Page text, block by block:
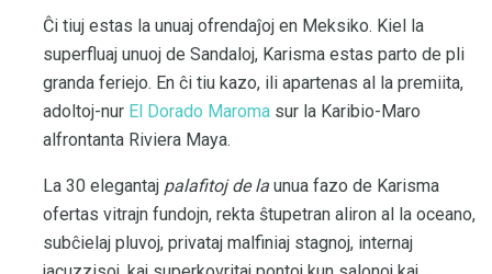
Ĉi tiuj estas la unuaj ofrendaĵoj en Meksiko. Kiel la
superfluaj unuoj de Sandaloj, Karisma estas parto de pli
granda feriejo. En ĉi tiu kazo, ili apartenas al la premiita,
adoltoj-nur El Dorado Maroma sur la Karibio-Maro
alfrontanta Riviera Maya.
La 30 elegantaj palafitoj de la unua fazo de Karisma
ofertas vitrajn fundojn, rekta ŝtupetran aliron al la oceano,
subĉielaj pluvoj, privataj malfiniaj stagnoj, internaj